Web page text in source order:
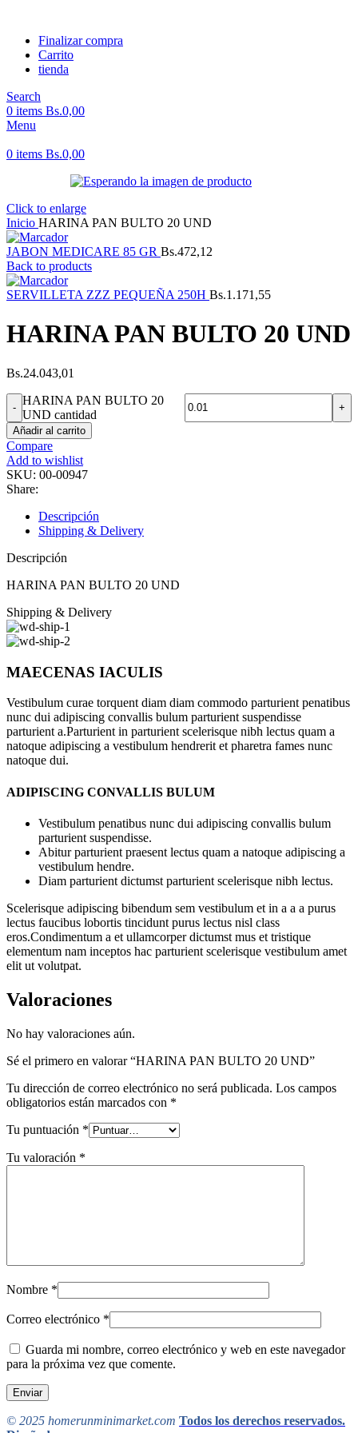
Finalizar compra
Carrito
tienda
Search
0 items Bs.0,00
Menu
0 items Bs.0,00
Click to enlarge
Inicio HARINA PAN BULTO 20 UND
JABON MEDICARE 85 GR Bs.472,12
Back to products
SERVILLETA ZZZ PEQUEÑA 250H Bs.1.171,55
HARINA PAN BULTO 20 UND
Bs.24.043,01
HARINA PAN BULTO 20
UND cantidad
Añadir al carrito
Compare
Add to wishlist
SKU: 00-00947
Share:
Descripción
Shipping & Delivery
Descripción
HARINA PAN BULTO 20 UND
Shipping & Delivery
MAECENAS IACULIS
Vestibulum curae torquent diam diam commodo parturient penatibus
nunc dui adipiscing convallis bulum parturient suspendisse
parturient a.Parturient in parturient scelerisque nibh lectus quam a
natoque adipiscing a vestibulum hendrerit et pharetra fames nunc
natoque dui.
ADIPISCING CONVALLIS BULUM
Vestibulum penatibus nunc dui adipiscing convallis bulum
parturient suspendisse.
Abitur parturient praesent lectus quam a natoque adipiscing a
vestibulum hendre.
Diam parturient dictumst parturient scelerisque nibh lectus.
Scelerisque adipiscing bibendum sem vestibulum et in a a a purus
lectus faucibus lobortis tincidunt purus lectus nisl class
eros.Condimentum a et ullamcorper dictumst mus et tristique
elementum nam inceptos hac parturient scelerisque vestibulum amet
elit ut volutpat.
Valoraciones
No hay valoraciones aún.
Sé el primero en valorar “HARINA PAN BULTO 20 UND”
Tu dirección de correo electrónico no será publicada. Los campos
obligatorios están marcados con *
Tu puntuación *
Tu valoración *
Nombre *
Correo electrónico *
Guarda mi nombre, correo electrónico y web en este navegador
para la próxima vez que comente.
© 2025 homerunminimarket.com Todos los derechos reservados.